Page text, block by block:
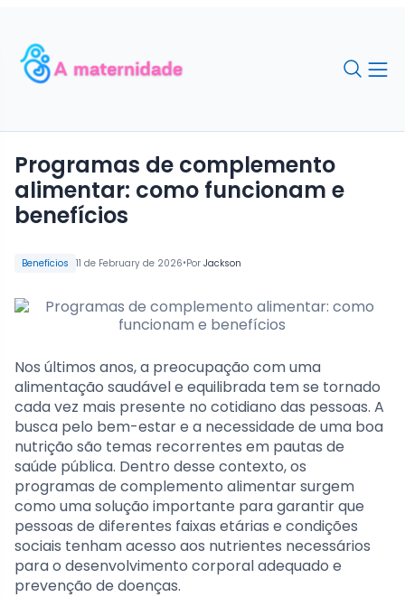
Benefícios 11 de February de 2026•Por Jackson
Programas de complemento
alimentar: como funcionam e
benefícios
Nos últimos anos, a preocupação com uma
alimentação saudável e equilibrada tem se tornado
cada vez mais presente no cotidiano das pessoas. A
busca pelo bem-estar e a necessidade de uma boa
nutrição são temas recorrentes em pautas de
saúde pública. Dentro desse contexto, os
programas de complemento alimentar surgem
como uma solução importante para garantir que
pessoas de diferentes faixas etárias e condições
sociais tenham acesso aos nutrientes necessários
para o desenvolvimento corporal adequado e
prevenção de doenças.